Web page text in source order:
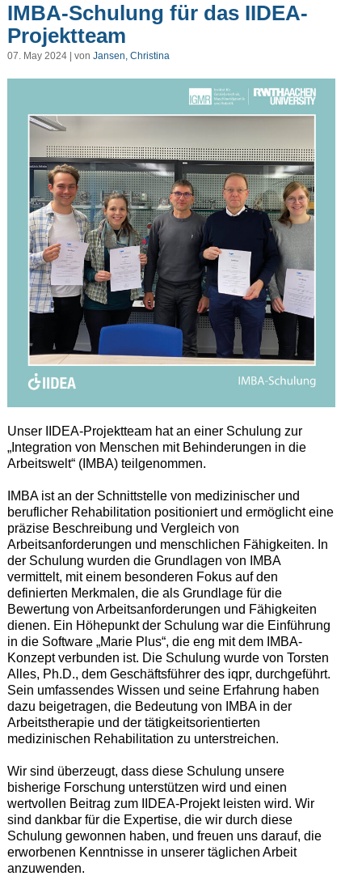
IMBA-Schulung für das IIDEA-
Projektteam
07. May 2024 | von Jansen, Christina
Unser IIDEA-Projektteam hat an einer Schulung zur
„Integration von Menschen mit Behinderungen in die
Arbeitswelt“ (IMBA) teilgenommen.
IMBA ist an der Schnittstelle von medizinischer und
beruflicher Rehabilitation positioniert und ermöglicht eine
präzise Beschreibung und Vergleich von
Arbeitsanforderungen und menschlichen Fähigkeiten. In
der Schulung wurden die Grundlagen von IMBA
vermittelt, mit einem besonderen Fokus auf den
definierten Merkmalen, die als Grundlage für die
Bewertung von Arbeitsanforderungen und Fähigkeiten
dienen. Ein Höhepunkt der Schulung war die Einführung
in die Software „Marie Plus“, die eng mit dem IMBA-
Konzept verbunden ist. Die Schulung wurde von Torsten
Alles, Ph.D., dem Geschäftsführer des iqpr, durchgeführt.
Sein umfassendes Wissen und seine Erfahrung haben
dazu beigetragen, die Bedeutung von IMBA in der
Arbeitstherapie und der tätigkeitsorientierten
medizinischen Rehabilitation zu unterstreichen.
Wir sind überzeugt, dass diese Schulung unsere
bisherige Forschung unterstützen wird und einen
wertvollen Beitrag zum IIDEA-Projekt leisten wird. Wir
sind dankbar für die Expertise, die wir durch diese
Schulung gewonnen haben, und freuen uns darauf, die
erworbenen Kenntnisse in unserer täglichen Arbeit
anzuwenden.